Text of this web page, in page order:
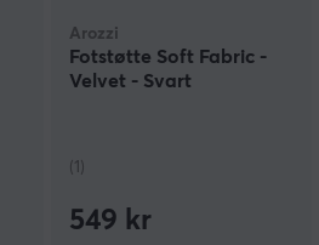
Arozzi
Fotstøtte Soft Fabric -
Velvet - Svart
(1)
549 kr